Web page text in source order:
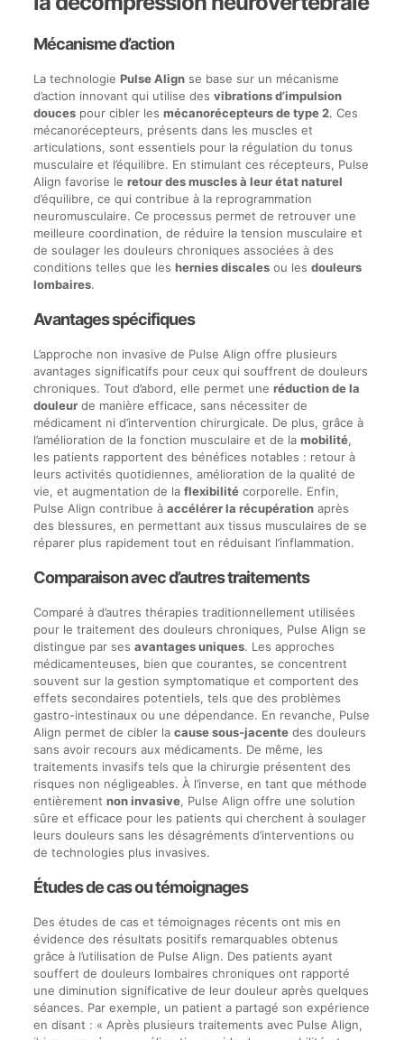
Mécanisme d’action
La technologie Pulse Alignse base sur un mécanisme
d’action innovant qui utilise des vibrations d’impulsion
doucespour cibler les mécanorécepteurs de type 2. Ces
mécanorécepteurs, présents dans les muscles et
articulations, sont essentiels pour la régulation du tonus
musculaire et l’équilibre. En stimulant ces récepteurs, Pulse
Align favorise le retour des muscles à leur état naturel
d’équilibre, ce qui contribue à la reprogrammation
neuromusculaire. Ce processus permet de retrouver une
meilleure coordination, de réduire la tension musculaire et
de soulager les douleurs chroniques associées à des
conditions telles que les hernies discalesou les douleurs
lombaires.
Avantages spécifiques
L’approche non invasive de Pulse Align offre plusieurs
avantages significatifs pour ceux qui souffrent de douleurs
chroniques. Tout d’abord, elle permet une réduction de la
douleurde manière efficace, sans nécessiter de
médicament ni d’intervention chirurgicale. De plus, grâce à
l’amélioration de la fonction musculaire et de la mobilité,
les patients rapportent des bénéfices notables : retour à
leurs activités quotidiennes, amélioration de la qualité de
vie, et augmentation de la flexibilitécorporelle. Enfin,
Pulse Align contribue à accélérer la récupérationaprès
des blessures, en permettant aux tissus musculaires de se
réparer plus rapidement tout en réduisant l’inflammation.
Comparaison avec d’autres traitements
Comparé à d’autres thérapies traditionnellement utilisées
pour le traitement des douleurs chroniques, Pulse Align se
distingue par ses avantages uniques. Les approches
médicamenteuses, bien que courantes, se concentrent
souvent sur la gestion symptomatique et comportent des
effets secondaires potentiels, tels que des problèmes
gastro-intestinaux ou une dépendance. En revanche, Pulse
Align permet de cibler la cause sous-jacentedes douleurs
sans avoir recours aux médicaments. De même, les
traitements invasifs tels que la chirurgie présentent des
risques non négligeables. À l’inverse, en tant que méthode
entièrement non invasive, Pulse Align offre une solution
sûre et efficace pour les patients qui cherchent à soulager
leurs douleurs sans les désagréments d’interventions ou
de technologies plus invasives.
Études de cas ou témoignages
Des études de cas et témoignages récents ont mis en
évidence des résultats positifs remarquables obtenus
grâce à l’utilisation de Pulse Align. Des patients ayant
souffert de douleurs lombaires chroniques ont rapporté
une diminution significative de leur douleur après quelques
séances. Par exemple, un patient a partagé son expérience
en disant : « Après plusieurs traitements avec Pulse Align,